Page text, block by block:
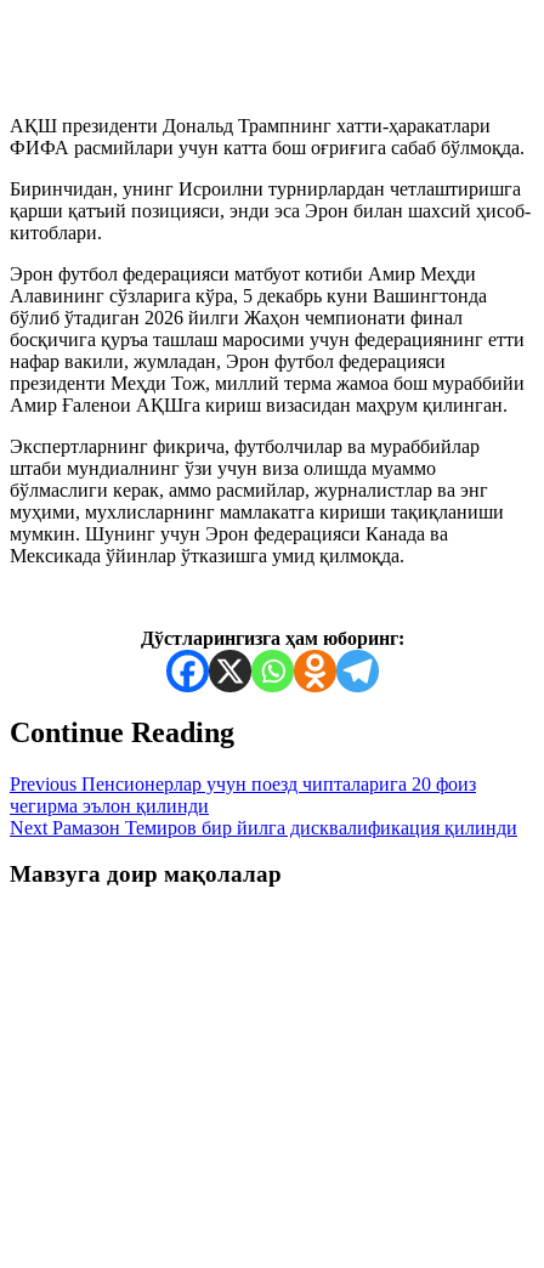
АҚШ президенти Дональд Трампнинг хатти-ҳаракатлари
ФИФА расмийлари учун катта бош оғриғига сабаб бўлмоқда.
Биринчидан, унинг Исроилни турнирлардан четлаштиришга
қарши қатъий позицияси, энди эса Эрон билан шахсий ҳисоб-
китоблари.
Эрон футбол федерацияси матбуот котиби Амир Меҳди
Алавининг сўзларига кўра, 5 декабрь куни Вашингтонда
бўлиб ўтадиган 2026 йилги Жаҳон чемпионати финал
босқичига қуръа ташлаш маросими учун федерациянинг етти
нафар вакили, жумладан, Эрон футбол федерацияси
президенти Меҳди Тож, миллий терма жамоа бош мураббийи
Амир Ғаленои АҚШга кириш визасидан маҳрум қилинган.
Экспертларнинг фикрича, футболчилар ва мураббийлар
штаби мундиалнинг ўзи учун виза олишда муаммо
бўлмаслиги керак, аммо расмийлар, журналистлар ва энг
муҳими, мухлисларнинг мамлакатга кириши тақиқланиши
мумкин. Шунинг учун Эрон федерацияси Канада ва
Мексикада ўйинлар ўтказишга умид қилмоқда.
Дўстларингизга ҳам юборинг:
Continue Reading
Previous Пенсионерлар учун поезд чипталарига 20 фоиз
чегирма эълон қилинди
Next Рамазон Темиров бир йилга дисквалификация қилинди
Мавзуга доир мақолалар